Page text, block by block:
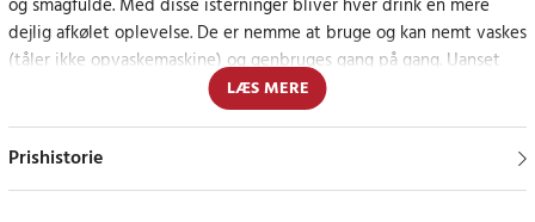
og smagfulde. Med disse isterninger bliver hver drink en mere
dejlig afkølet oplevelse. De er nemme at bruge og kan nemt vaskes
(tåler ikke opvaskemaskine) og genbruges gang på gang. Uanset
om du holder børnefest, griller eller bare vil have en afkølet drink i
din hverdag, er disse færdigfyldte isterninger det perfekte
tilbehør.
Bemærk venligst at farven sendes usorteret.
LÆS MERE
Prishistorie